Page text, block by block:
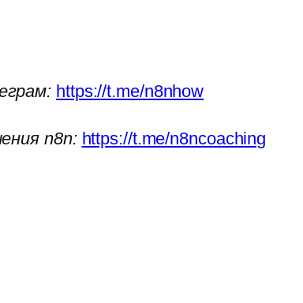
https://t.me/n8nhow
n8n: https://t.me/n8ncoaching